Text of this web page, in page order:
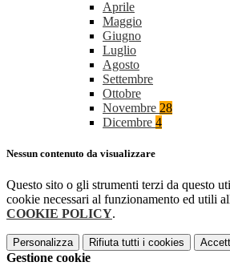
Aprile
Maggio
Giugno
Luglio
Agosto
Settembre
Ottobre
Novembre 28
Dicembre 4
Nessun contenuto da visualizzare
Questo sito o gli strumenti terzi da questo
cookie necessari al funzionamento ed utili
COOKIE POLICY.
Personalizza Rifiuta tutti i cookies
Gestione cookie